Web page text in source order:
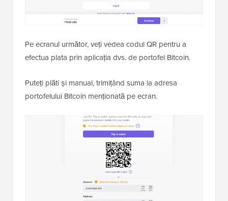
Pe ecranul următor, veți vedea codul QR pentru a
efectua plata prin aplicația dvs. de portofel Bitcoin.
Puteți plăti și manual, trimițând suma la adresa
portofelului Bitcoin menționată pe ecran.